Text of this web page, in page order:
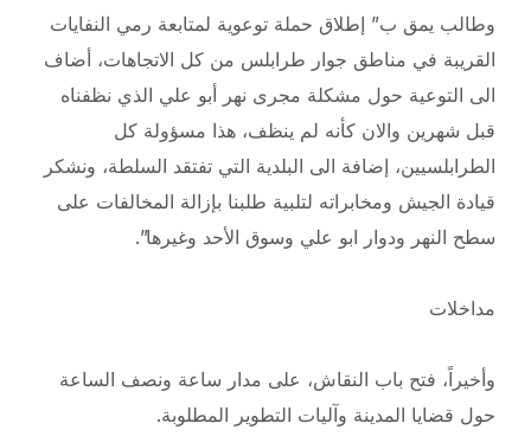
وطالب يمق ب” إطلاق حملة توعوية لمتابعة رمي النفايات
القريبة في مناطق جوار طرابلس من كل الاتجاهات، أضاف
الى التوعية حول مشكلة مجرى نهر أبو علي الذي نظفناه
قبل شهرين والان كأنه لم ينظف، هذا مسؤولة كل
الطرابلسيين، إضافة الى البلدية التي تفتقد السلطة، ونشكر
قيادة الجيش ومخابراته لتلبية طلبنا بإزالة المخالفات على
سطح النهر ودوار ابو علي وسوق الأحد وغيرها”.
مداخلات
وأخيراً، فتح باب النقاش، على مدار ساعة ونصف الساعة
حول قضايا المدينة وآليات التطوير المطلوبة.